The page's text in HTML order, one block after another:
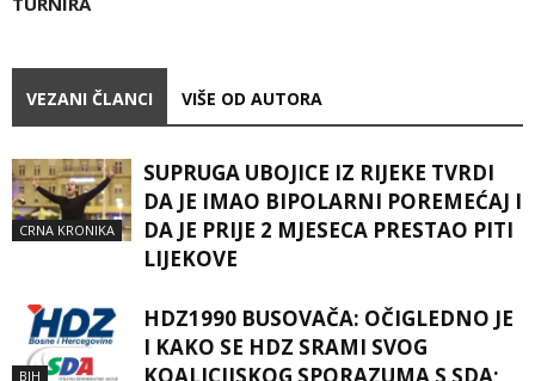
VEZANI ČLANCI VIŠE OD AUTORA
CRNA KRONIKA
SUPRUGA UBOJICE IZ RIJEKE TVRDI
DA JE IMAO BIPOLARNI POREMEĆAJ I
DA JE PRIJE 2 MJESECA PRESTAO PITI
LIJEKOVE
BIH
HDZ1990 BUSOVAČA: OČIGLEDNO JE
I KAKO SE HDZ SRAMI SVOG